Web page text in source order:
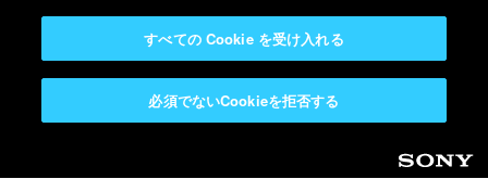
必須でないCookieを拒否する
すべての Cookie を受け入れる